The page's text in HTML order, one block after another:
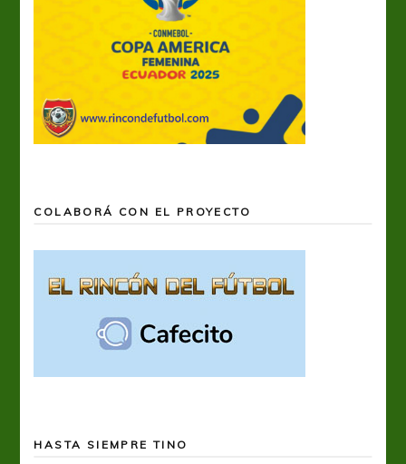
COLABORÁ CON EL PROYECTO
HASTA SIEMPRE TINO